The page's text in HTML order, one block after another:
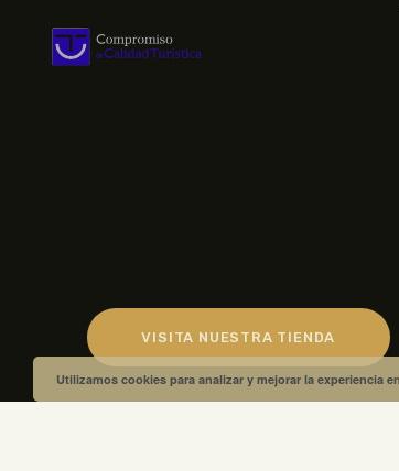
VISITA NUESTRA TIENDA
Utilizamos cookies para analizar y mejorar la experiencia